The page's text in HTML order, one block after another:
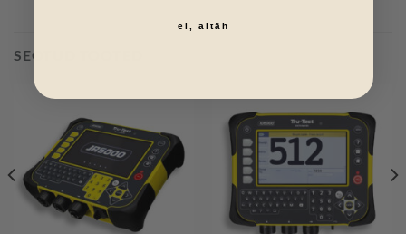
SEOTUD TOOTED
ei, aitäh